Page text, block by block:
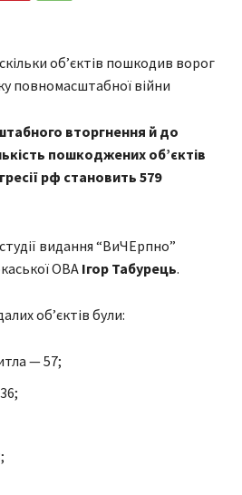
вторгнення й до
пошкоджених об’єктів
рф становить 579
видання “ВиЧЕрпно”
ОВА Ігор Табурець.
об’єктів були:
— 57;